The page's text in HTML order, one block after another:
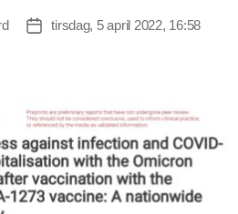
Indlægsdato
tirsdag, 5 april 2022, 16:58